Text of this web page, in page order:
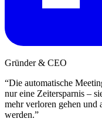
Gründer & CEO
“Die automatische
nur eine Zeitersparnis –
mehr verloren gehen und
werden.”